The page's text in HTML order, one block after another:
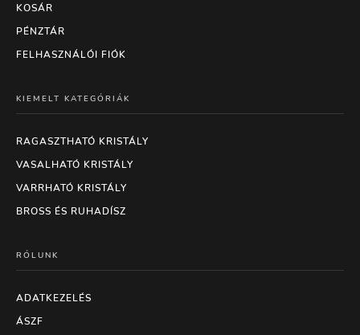
KOSÁR
PÉNZTÁR
FELHASZNÁLÓI FIÓK
KIEMELT KATEGÓRIÁK
RAGASZTHATÓ KRISTÁLY
VASALHATÓ KRISTÁLY
VARRHATÓ KRISTÁLY
BROSS ÉS RUHADÍSZ
RÓLUNK
ADATKEZELÉS
ÁSZF